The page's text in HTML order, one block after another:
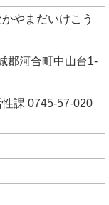
やまだいけこう
郡河合町中山台1-
課 0745-57-020